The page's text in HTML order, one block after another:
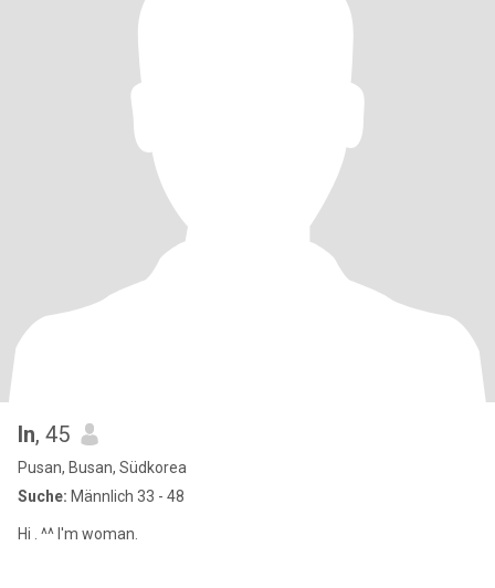
In, 45
Pusan, Busan, Südkorea
Suche: Männlich 33 - 48
Hi . ^^ I'm woman.